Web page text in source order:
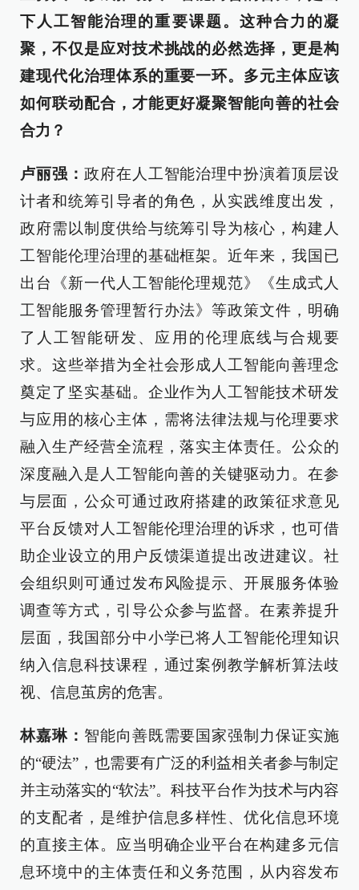
下人工智能治理的重要课题。这种合力的凝
聚，不仅是应对技术挑战的必然选择，更是构
建现代化治理体系的重要一环。多元主体应该
如何联动配合，才能更好凝聚智能向善的社会
合力？
卢丽强： 政府在人工智能治理中扮演着顶层设
计者和统筹引导者的角色，从实践维度出发，
政府需以制度供给与统筹引导为核心，构建人
工智能伦理治理的基础框架。近年来，我国已
出台《新一代人工智能伦理规范》《生成式人
工智能服务管理暂行办法》等政策文件，明确
了人工智能研发、应用的伦理底线与合规要
求。这些举措为全社会形成人工智能向善理念
奠定了坚实基础。企业作为人工智能技术研发
与应用的核心主体，需将法律法规与伦理要求
融入生产经营全流程，落实主体责任。公众的
深度融入是人工智能向善的关键驱动力。在参
与层面，公众可通过政府搭建的政策征求意见
平台反馈对人工智能伦理治理的诉求，也可借
助企业设立的用户反馈渠道提出改进建议。社
会组织则可通过发布风险提示、开展服务体验
调查等方式，引导公众参与监督。在素养提升
层面，我国部分中小学已将人工智能伦理知识
纳入信息科技课程，通过案例教学解析算法歧
视、信息茧房的危害。
林嘉琳： 智能向善既需要国家强制力保证实施
的“硬法”，也需要有广泛的利益相关者参与制定
并主动落实的“软法”。科技平台作为技术与内容
的支配者，是维护信息多样性、优化信息环境
的直接主体。应当明确企业平台在构建多元信
息环境中的主体责任和义务范围，从内容发布